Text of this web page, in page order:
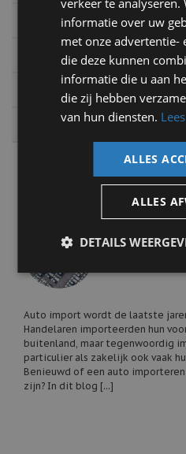
voordelen van
Auto import wordt de laatste
Handelaren importeerden hun
buitenland, maar tegenwoordig
particulier als zakelijk ook vaak
Benieuwd of een auto
zijn? In dit blog [...]
verkeer te analyseren.
informatie over uw
met onze advertentie-
die deze kunnen
informatie die u aan
die zij hebben
van hun diensten.
ALLES
ALLES
DETAILS